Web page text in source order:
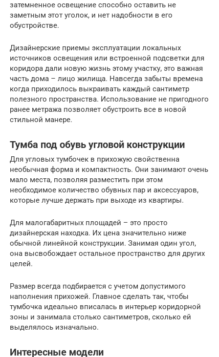
затемненное освещение способно оставить не
заметным этот уголок, и нет надобности в его
обустройстве.
Дизайнерские приемы эксплуатации локальных
источников освещения или встроенной подсветки для
коридора дали новую жизнь этому участку, это важная
часть дома – лицо жилища. Навсегда забыты времена
когда приходилось выкраивать каждый сантиметр
полезного пространства. Использование не пригодного
ранее метража позволяет обустроить все в новой
стильной манере.
Тумба под обувь угловой конструкции
Для угловых тумбочек в прихожую свойственна
необычная форма и компактность. Они занимают очень
мало места, позволяя разместить при этом
необходимое количество обувных пар и аксессуаров,
которые лучше держать при выходе из квартиры.
Для малогабаритных площадей – это просто
дизайнерская находка. Их цена значительно ниже
обычной линейной конструкции. Занимая один угол,
она высвобождает остальное пространство для других
целей.
Размер всегда подбирается с учетом допустимого
наполнения прихожей. Главное сделать так, чтобы
тумбочка идеально вписалась в интерьер коридорной
зоны и занимала столько сантиметров, сколько ей
выделялось изначально.
Интересные модели